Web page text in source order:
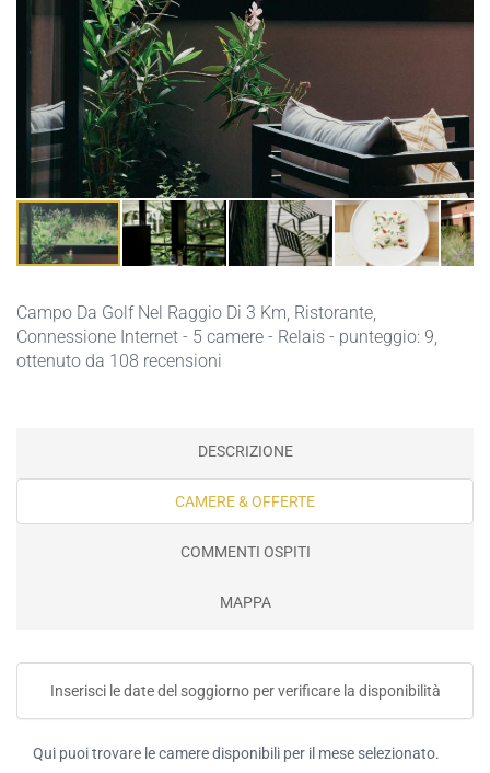
Campo Da Golf Nel Raggio Di 3 Km, Ristorante,
Connessione Internet - 5 camere - Relais - punteggio: 9,
ottenuto da 108 recensioni
DESCRIZIONE
CAMERE & OFFERTE
COMMENTI OSPITI
MAPPA
Inserisci le date del soggiorno per verificare la disponibilità
Qui puoi trovare le camere disponibili per il mese selezionato.